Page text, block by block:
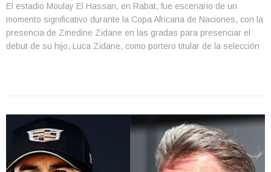
El estadio Moulay El Hassan, en Rabat, fue escenario de un
momento significativo durante la Copa Africana de Naciones, con la
presencia de Zinedine Zidane en las gradas para presenciar el
debut de su hijo, Luca Zidane, como portero titular de la selección